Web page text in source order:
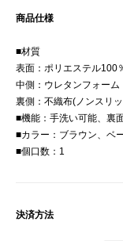
商品仕様
■材質
表面：ポリエステル100
中側：ウレタンフォーム
裏側：不織布(ノンスリ
■機能：手洗い可能、裏
■カラー：ブラウン、ベ
■個口数：1
決済方法